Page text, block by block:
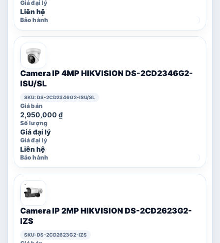
Liên hệ
Camera IP 4MP HIKVISION DS-2CD2346G2-
ISU/SL
SKU: DS-2CD2346G2-ISU/SL
2,950,000 ₫
Giá đại lý
Liên hệ
Camera IP 2MP HIKVISION DS-2CD2623G2-
IZS
SKU: DS-2CD2623G2-IZS